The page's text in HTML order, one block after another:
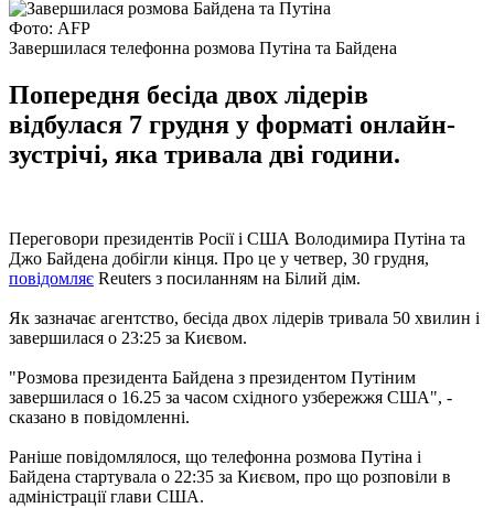
Фото: AFP
Завершилася телефонна розмова Путіна та Байдена
Попередня бесіда двох лідерів
відбулася 7 грудня у форматі онлайн-
зустрічі, яка тривала дві години.
Переговори президентів Росії і США Володимира Путіна та
Джо Байдена добігли кінця. Про це у четвер, 30 грудня,
повідомляє Reuters з посиланням на Білий дім.
Як зазначає агентство, бесіда двох лідерів тривала 50 хвилин і
завершилася о 23:25 за Києвом.
"Розмова президента Байдена з президентом Путіним
завершилася о 16.25 за часом східного узбережжя США", -
сказано в повідомленні.
Раніше повідомлялося, що телефонна розмова Путіна і
Байдена стартувала о 22:35 за Києвом, про що розповіли в
адміністрації глави США.